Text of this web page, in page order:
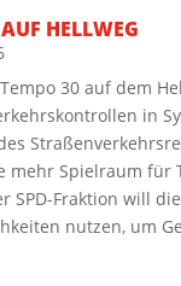
HELLWEG
30 auf dem
in
mehr Spiel­raum für
SPD-Frak­ti­on will
nut­zen, um